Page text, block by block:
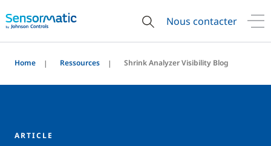
Nous contacter
Home Ressources Shrink Analyzer Visibility Blog
ARTICLE